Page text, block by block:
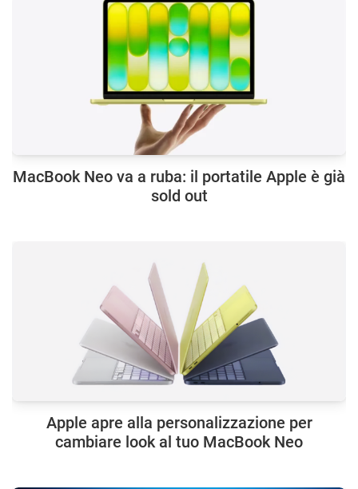
MacBook Neo va a ruba: il portatile Apple è già
sold out
Apple apre alla personalizzazione per
cambiare look al tuo MacBook Neo